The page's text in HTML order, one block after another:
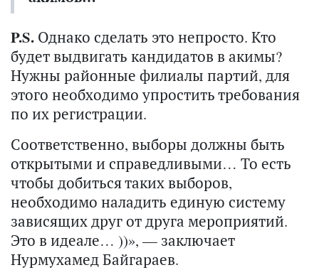
P.S. Однако сделать это непросто. Кто
будет выдвигать кандидатов в акимы?
Нужны районные филиалы партий, для
этого необходимо упростить требования
по их регистрации.
Соответственно, выборы должны быть
открытыми и справедливыми… То есть
чтобы добиться таких выборов,
необходимо наладить единую систему
зависящих друг от друга мероприятий.
Это в идеале… ))», — заключает
Нурмухамед Байгараев.